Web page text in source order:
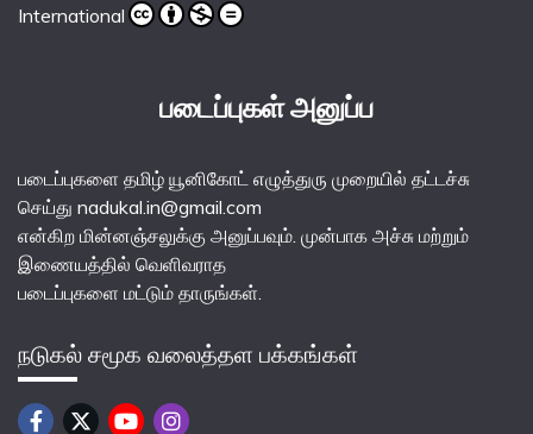
International
படைப்புகள் அனுப்ப
படைப்புகளை தமிழ் யூனிகோட் எழுத்துரு முறையில் தட்டச்சு
செய்து nadukal.in@gmail.com
என்கிற மின்னஞ்சலுக்கு அனுப்பவும். முன்பாக அச்சு மற்றும்
இணையத்தில் வெளிவராத
படைப்புகளை மட்டும் தாருங்கள்.
நடுகல் சமூக வலைத்தள பக்கங்கள்